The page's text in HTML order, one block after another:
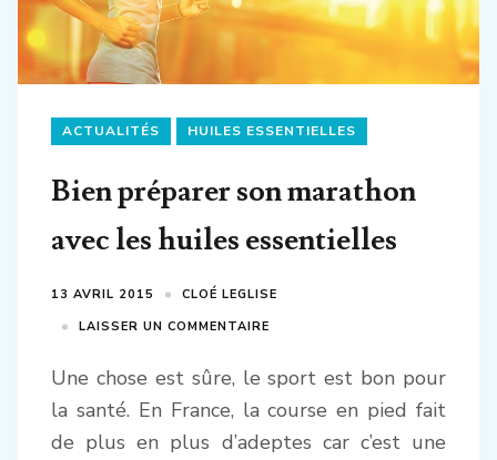
ACTUALITÉS HUILES ESSENTIELLES
Bien préparer son marathon
avec les huiles essentielles
13 AVRIL 2015
CLOÉ LEGLISE
LAISSER UN COMMENTAIRE
Une chose est sûre, le sport est bon pour
la santé. En France, la course en pied fait
de plus en plus d’adeptes car c’est une